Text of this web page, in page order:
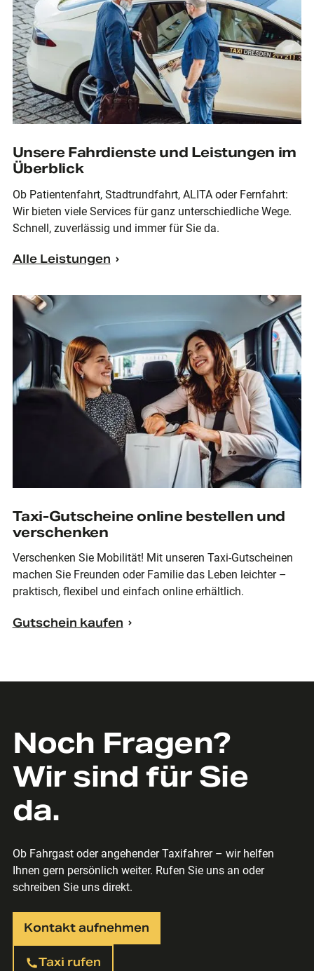
Unsere Fahrdienste und Leistungen im
Überblick
Ob Patientenfahrt, Stadtrundfahrt, ALITA oder Fernfahrt:
Wir bieten viele Services für ganz unterschiedliche Wege.
Schnell, zuverlässig und immer für Sie da.
Alle Leistungen
Taxi-Gutscheine online bestellen und
verschenken
Verschenken Sie Mobilität! Mit unseren Taxi-Gutscheinen
machen Sie Freunden oder Familie das Leben leichter –
praktisch, flexibel und einfach online erhältlich.
Gutschein kaufen
Noch Fragen?
Wir sind für Sie
da.
Ob Fahrgast oder angehender Taxifahrer – wir helfen
Ihnen gern persönlich weiter. Rufen Sie uns an oder
schreiben Sie uns direkt.
Kontakt aufnehmen
Taxi rufen